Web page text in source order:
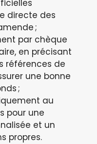
directe des
;
par chèque
en précisant
références de
une bonne
;
au
pour une
et un
propres.